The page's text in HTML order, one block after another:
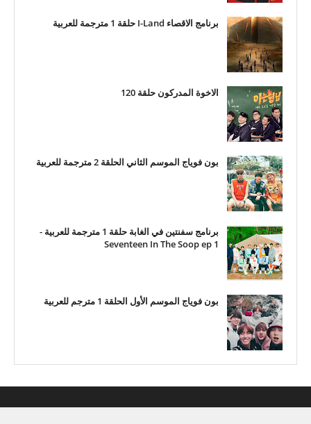
برنامج الاقصاء I-Land حلقة 1 مترجمة للعربية
الاخوة المدركون حلقة 120
بون فوياج الموسم الثاني الحلقة 2 مترجمة للعربية
برنامج سفنتين في الغابة حلقة 1 مترجمة للعربية -
Seventeen In The Soop ep 1
بون فوياج الموسم الأول الحلقة 1 مترجم للعربية